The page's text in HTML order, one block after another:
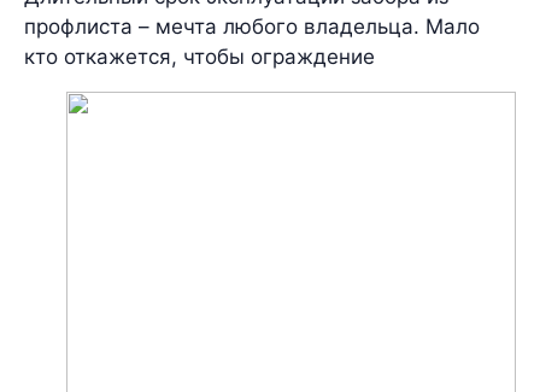
профлиста – мечта любого владельца. Мало
кто откажется, чтобы ограждение